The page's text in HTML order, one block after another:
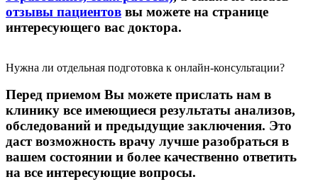
отзывы пациентов ​ вы можете на странице
интересующего вас доктора.​
Нужна ли отдельная подготовка к онлайн-консультации?
​Перед приемом Вы можете прислать нам​ в
клинику все имеющиеся результаты анализов,
обследований​ и предыдущие заключения. Это
даст возможность врачу лучше разобраться в
вашем состоянии и более качественно ответить
на все интересующие вопросы.